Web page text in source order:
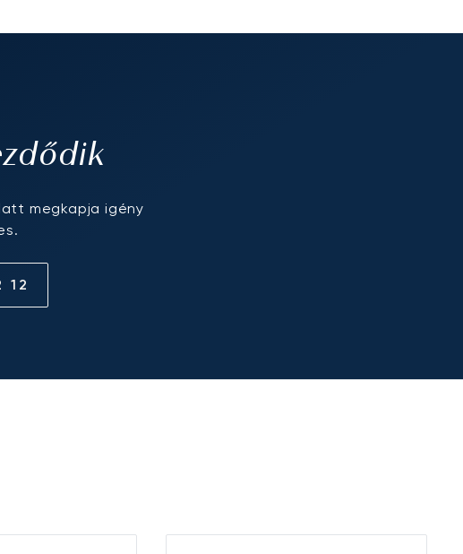
megkapja igény
12